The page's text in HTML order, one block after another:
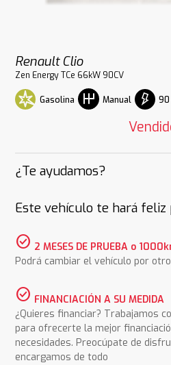
Renault Clio
Zen Energy TCe 66kW 90CV
Gasolina Manual 90
¿Te ayudamos?
Este vehículo te hará feliz
check_circle 2 MESES DE PRUEBA o
Podrá cambiar el vehículo por
check_circle FINANCIACIÓN A SU MEDIDA
¿Quieres financiar? Trabajamos
para ofrecerte la mejor
necesidades. Preocúpate de
encargamos de todo